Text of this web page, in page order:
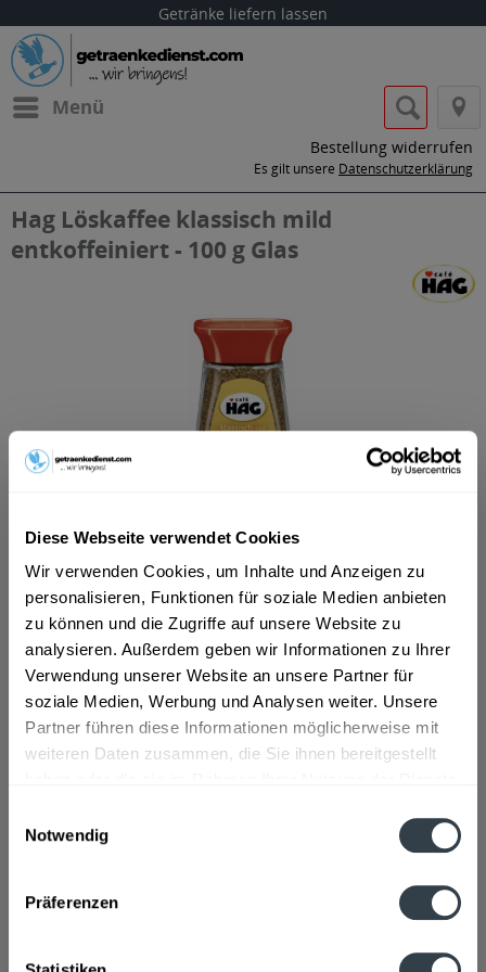
Diese Webseite verwendet Cookies
Wir verwenden Cookies, um Inhalte und Anzeigen zu
personalisieren, Funktionen für soziale Medien anbieten
zu können und die Zugriffe auf unsere Website zu
analysieren. Außerdem geben wir Informationen zu Ihrer
Verwendung unserer Website an unsere Partner für
soziale Medien, Werbung und Analysen weiter. Unsere
Partner führen diese Informationen möglicherweise mit
weiteren Daten zusammen, die Sie ihnen bereitgestellt
Notwendig
Präferenzen
Getränke liefern lassen
Menü
Bestellung widerrufen
Es gilt unsere Datenschutzerklärung
Hag Löskaffee klassisch mild
entkoffeiniert - 100 g Glas
ab 7,79 € *
Inhalt:0.1 Liter (77,90 € * / 1 Liter)
inkl. MwSt.
ggf. zzgl. Erschwerniszuschlag
Vorrätig
In denWarenkorb
Artikel-Nr.:
14125
Beschreibung